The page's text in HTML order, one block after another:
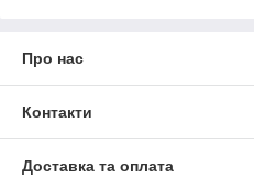
Про нас
Контакти
Доставка та оплата